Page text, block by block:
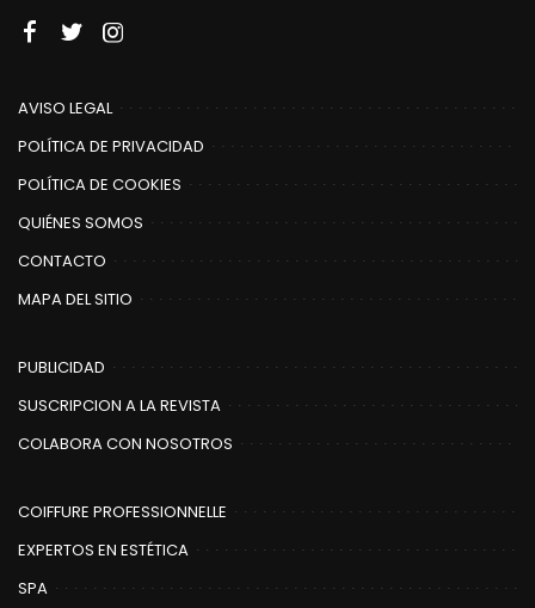
AVISO LEGAL
POLÍTICA DE PRIVACIDAD
POLÍTICA DE COOKIES
QUIÉNES SOMOS
CONTACTO
MAPA DEL SITIO
PUBLICIDAD
SUSCRIPCION A LA REVISTA
COLABORA CON NOSOTROS
COIFFURE PROFESSIONNELLE
EXPERTOS EN ESTÉTICA
SPA